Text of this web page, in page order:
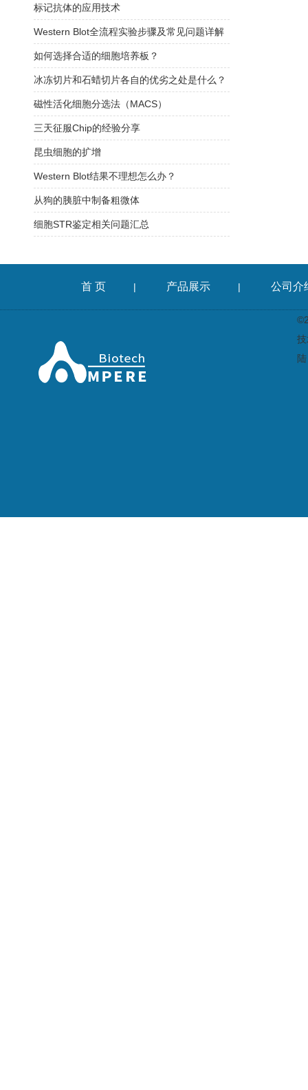
标记抗体的应用技术
Western Blot全流程实验步骤及常见问题详解
如何选择合适的细胞培养板？
冰冻切片和石蜡切片各自的优劣之处是什么？
磁性活化细胞分选法（MACS）
三天征服Chip的经验分享
昆虫细胞的扩增
Western Blot结果不理想怎么办？
从狗的胰脏中制备粗微体
细胞STR鉴定相关问题汇总
首 页 | 产品展示 | 公司介
陆